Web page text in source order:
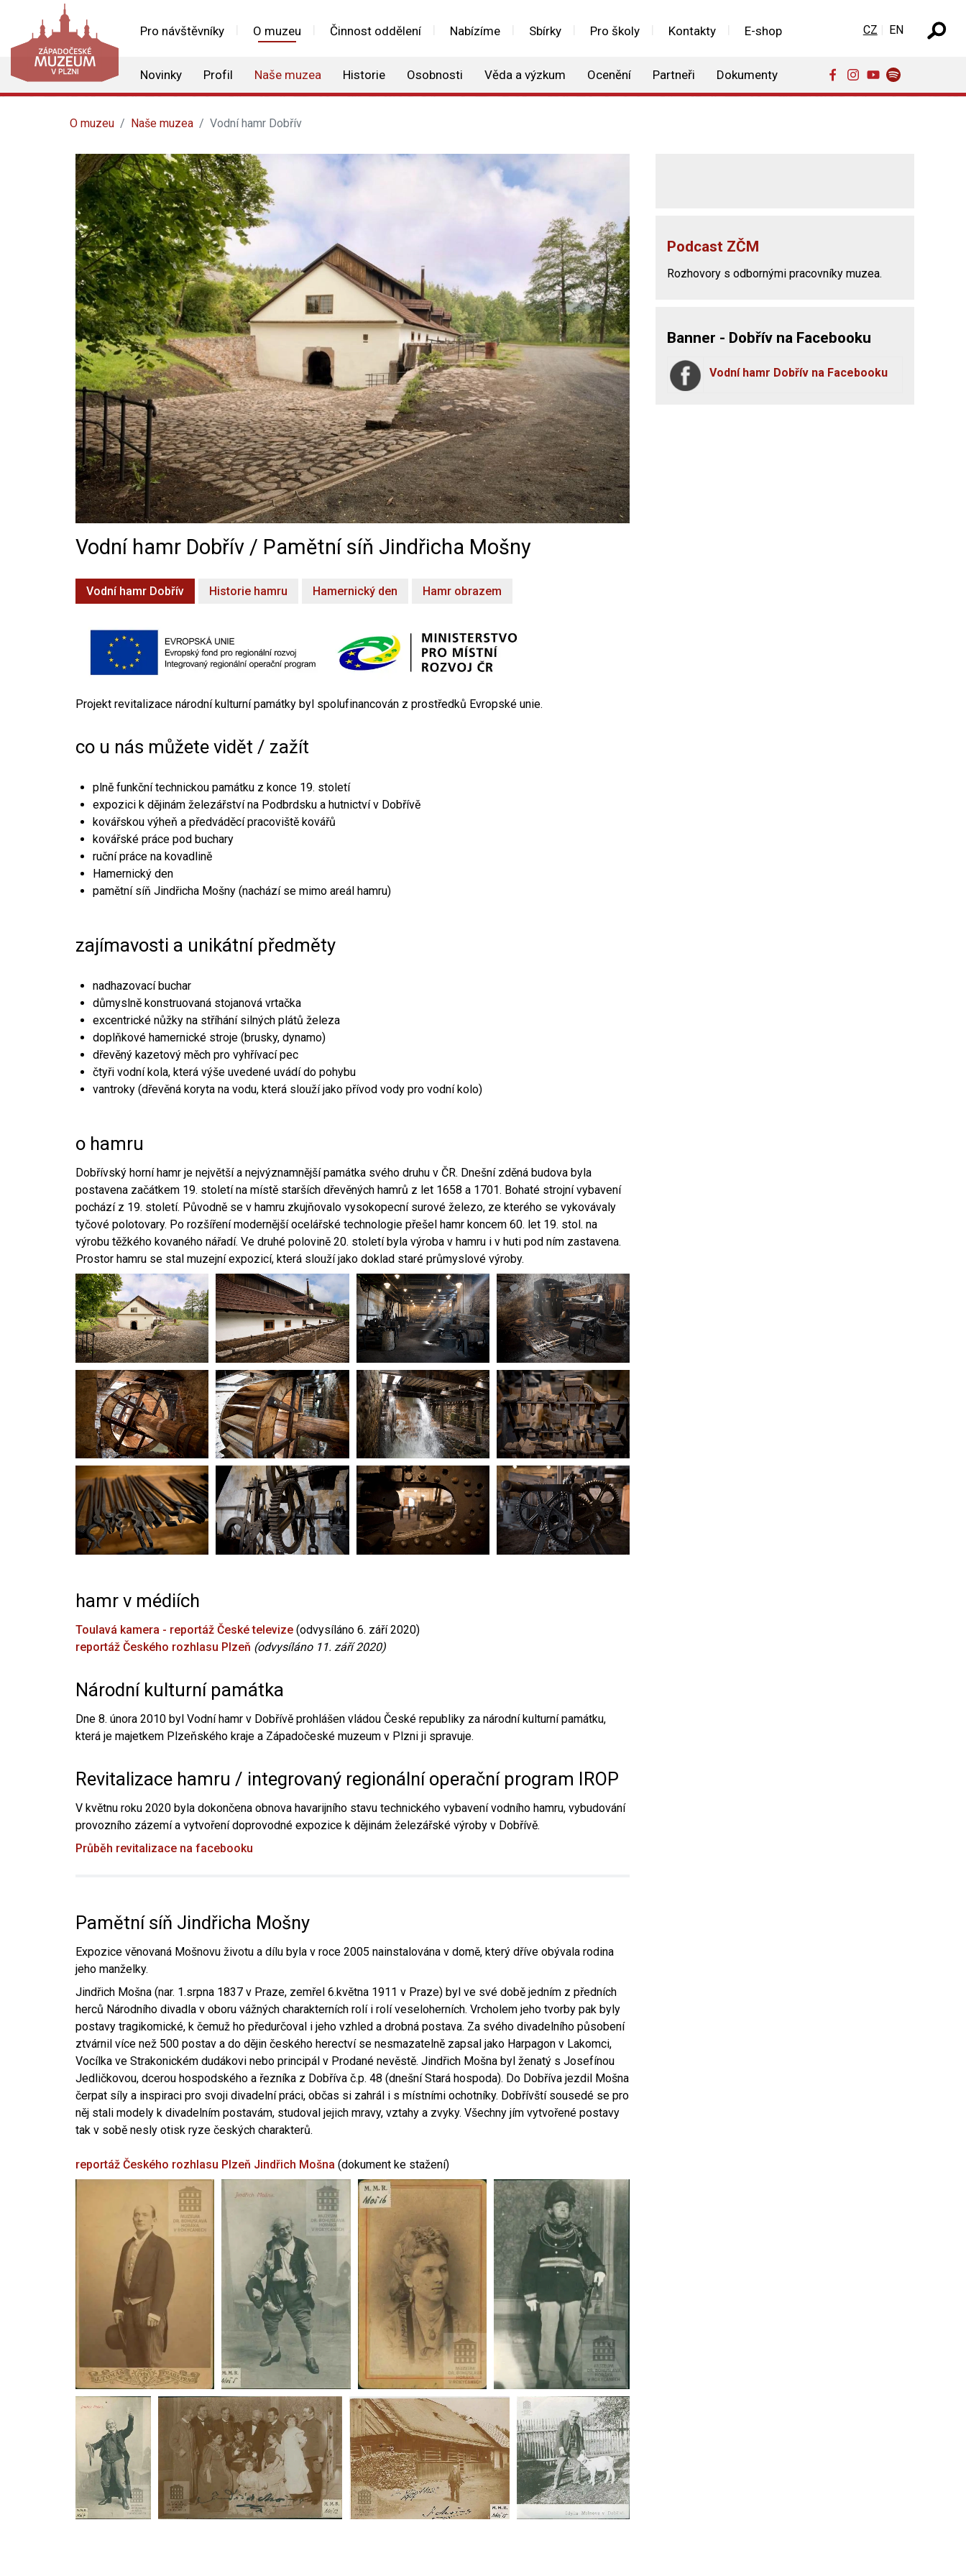
Pro návštěvníky O muzeu Činnost oddělení Nabízíme Sbírky Pro školy Kontakty E-shop
Novinky Profil Naše muzea Historie Osobnosti Věda a výzkum Ocenění Partneři Dokumenty
Zvolte jazyk
CZ EN
O muzeu Naše muzea Vodní hamr Dobřív
Vodní hamr Dobřív / Pamětní síň Jindřicha Mošny
Vodní hamr Dobřív Historie hamru Hamernický den Hamr obrazem
Projekt revitalizace národní kulturní památky byl spolufinancován z prostředků Evropské unie.
co u nás můžete vidět / zažít
plně funkční technickou památku z konce 19. století
expozici k dějinám železářství na Podbrdsku a hutnictví v Dobřívě
kovářskou výheň a předváděcí pracoviště kovářů
kovářské práce pod buchary
ruční práce na kovadlině
Hamernický den
pamětní síň Jindřicha Mošny (nachází se mimo areál hamru)
zajímavosti a unikátní předměty
nadhazovací buchar
důmyslně konstruovaná stojanová vrtačka
excentrické nůžky na stříhání silných plátů železa
doplňkové hamernické stroje (brusky, dynamo)
dřevěný kazetový měch pro vyhřívací pec
čtyři vodní kola, která výše uvedené uvádí do pohybu
vantroky (dřevěná koryta na vodu, která slouží jako přívod vody pro vodní kolo)
o hamru
Dobřívský horní hamr je největší a nejvýznamnější památka svého druhu v ČR. Dnešní zděná budova byla
postavena začátkem 19. století na místě starších dřevěných hamrů z let 1658 a 1701. Bohaté strojní vybavení
pochází z 19. století. Původně se v hamru zkujňovalo vysokopecní surové železo, ze kterého se vykovávaly
tyčové polotovary. Po rozšíření modernější ocelářské technologie přešel hamr koncem 60. let 19. stol. na
výrobu těžkého kovaného nářadí. Ve druhé polovině 20. století byla výroba v hamru i v huti pod ním zastavena.
Prostor hamru se stal muzejní expozicí, která slouží jako doklad staré průmyslové výroby.
hamr v médiích
Toulavá kamera - reportáž České televize (odvysíláno 6. září 2020)
reportáž Českého rozhlasu Plzeň (odvysíláno 11. září 2020)
Národní kulturní památka
Dne 8. února 2010 byl Vodní hamr v Dobřívě prohlášen vládou České republiky za národní kulturní památku,
která je majetkem Plzeňského kraje a Západočeské muzeum v Plzni ji spravuje.
Revitalizace hamru / integrovaný regionální operační program IROP
V květnu roku 2020 byla dokončena obnova havarijního stavu technického vybavení vodního hamru, vybudování
provozního zázemí a vytvoření doprovodné expozice k dějinám železářské výroby v Dobřívě.
Průběh revitalizace na facebooku
Pamětní síň Jindřicha Mošny
Expozice věnovaná Mošnovu životu a dílu byla v roce 2005 nainstalována v domě, který dříve obývala rodina
jeho manželky.
Jindřich Mošna (nar. 1.srpna 1837 v Praze, zemřel 6.května 1911 v Praze) byl ve své době jedním z předních
herců Národního divadla v oboru vážných charakterních rolí i rolí veseloherních. Vrcholem jeho tvorby pak byly
postavy tragikomické, k čemuž ho předurčoval i jeho vzhled a drobná postava. Za svého divadelního působení
ztvárnil více než 500 postav a do dějin českého herectví se nesmazatelně zapsal jako Harpagon v Lakomci,
Vocílka ve Strakonickém dudákovi nebo principál v Prodané nevěstě. Jindřich Mošna byl ženatý s Josefínou
Jedličkovou, dcerou hospodského a řezníka z Dobříva č.p. 48 (dnešní Stará hospoda). Do Dobříva jezdil Mošna
čerpat síly a inspiraci pro svoji divadelní práci, občas si zahrál i s místními ochotníky. Dobřívští sousedé se pro
něj stali modely k divadelním postavám, studoval jejich mravy, vztahy a zvyky. Všechny jím vytvořené postavy
tak v sobě nesly otisk ryze českých charakterů.
reportáž Českého rozhlasu Plzeň Jindřich Mošna (dokument ke stažení)
Podcast ZČM
Rozhovory s odbornými pracovníky muzea.
Banner - Dobřív na Facebooku
Vodní hamr Dobřív na Facebooku